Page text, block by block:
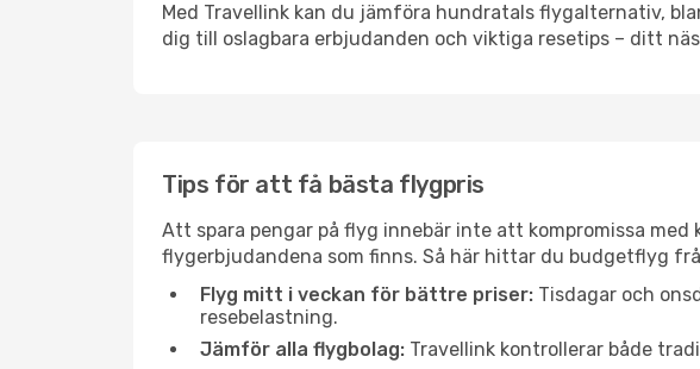
Med Travellink kan du jämföra hundratals flygalternativ,
dig till oslagbara erbjudanden och viktiga resetips – ditt
Tips för att få bästa flygpris
Att spara pengar på flyg innebär inte att kompromissa
flygerbjudandena som finns. Så här hittar du budgetflyg
Flyg mitt i veckan för bättre priser: Tisdagar och
resebelastning.
Jämför alla flygbolag: Travellink kontrollerar både